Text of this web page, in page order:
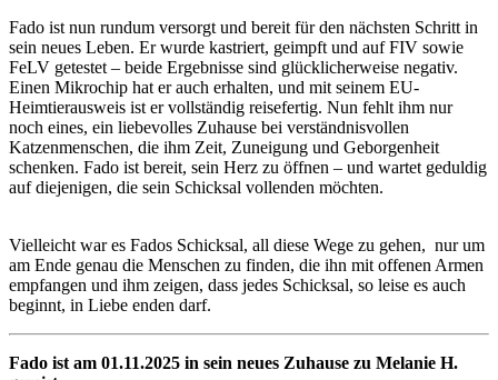
Fado ist nun rundum versorgt und bereit für den nächsten Schritt in
sein neues Leben. Er wurde kastriert, geimpft und auf FIV sowie
FeLV getestet – beide Ergebnisse sind glücklicherweise negativ.
Einen Mikrochip hat er auch erhalten, und mit seinem EU-
Heimtierausweis ist er vollständig reisefertig. Nun fehlt ihm nur
noch eines, ein liebevolles Zuhause bei verständnisvollen
Katzenmenschen, die ihm Zeit, Zuneigung und Geborgenheit
schenken. Fado ist bereit, sein Herz zu öffnen – und wartet geduldig
auf diejenigen, die sein Schicksal vollenden möchten.
Vielleicht war es Fados Schicksal, all diese Wege zu gehen, nur um
am Ende genau die Menschen zu finden, die ihn mit offenen Armen
empfangen und ihm zeigen, dass jedes Schicksal, so leise es auch
beginnt, in Liebe enden darf.
Fado ist am 01.11.2025 in sein neues Zuhause zu Melanie H.